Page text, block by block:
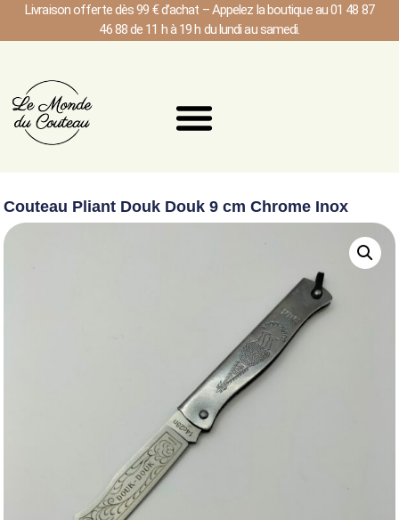
Livraison offerte dès 99 € d’achat – Appelez la boutique au 01 48 87
46 88 de 11 h à 19 h du lundi au samedi.
Couteau Pliant Douk Douk 9 cm Chrome Inox